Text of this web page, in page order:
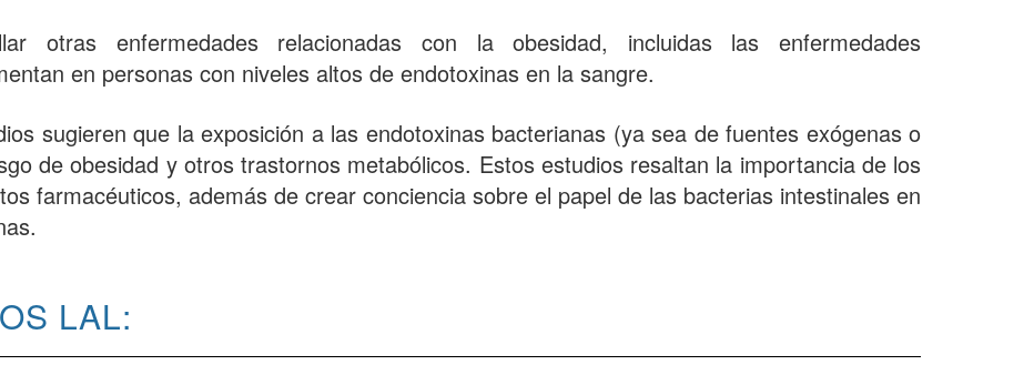
otras enfermedades relacionadas con la obesidad, incluidas las enfermedades
en personas con niveles altos de endotoxinas en la sangre.
sugieren que la exposición a las endotoxinas bacterianas (ya sea de fuentes exógenas o
de obesidad y otros trastornos metabólicos. Estos estudios resaltan la importancia de los
farmacéuticos, además de crear conciencia sobre el papel de las bacterias intestinales en
LAL: